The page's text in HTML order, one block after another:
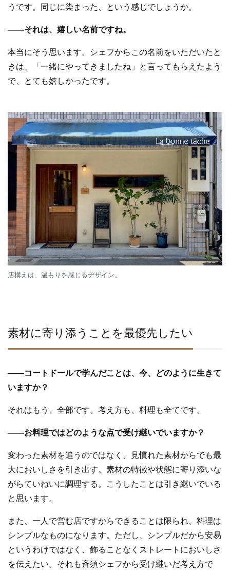
うです。同じに染まった、という感じでしょうか。
——それは、嬉しい名前ですね。
本当にそう思います。シェフからこの名前をいただいたと
きは、「一緒にやってきましたね」と言ってもらえたよう
で、とても嬉しかったです。
店構えは、温もりを感じるデザイン。
素材に寄り添うことを最優先したい
——コートドールで学んだことは、今、どのように生きて
いますか？
それはもう、全部です。考え方も、料理も全てです。
——お料理ではどのような点で受け継いでいますか？
変わった素材を追うのではなく、見慣れた素材からでも最
大においしさを引き出す。素材の特徴や状態に寄り添いな
がらていねいに調理する。こうしたことは引き継いでいる
と思います。
また、一人で営む店ですからできることは限られ、料理は
シンプルなものになります。ただし、シンプルだから安易
というわけではなく、飾ることなくストレートにおいしさ
を伝えたい。それも斉須シェフから受け継いだ考え方で